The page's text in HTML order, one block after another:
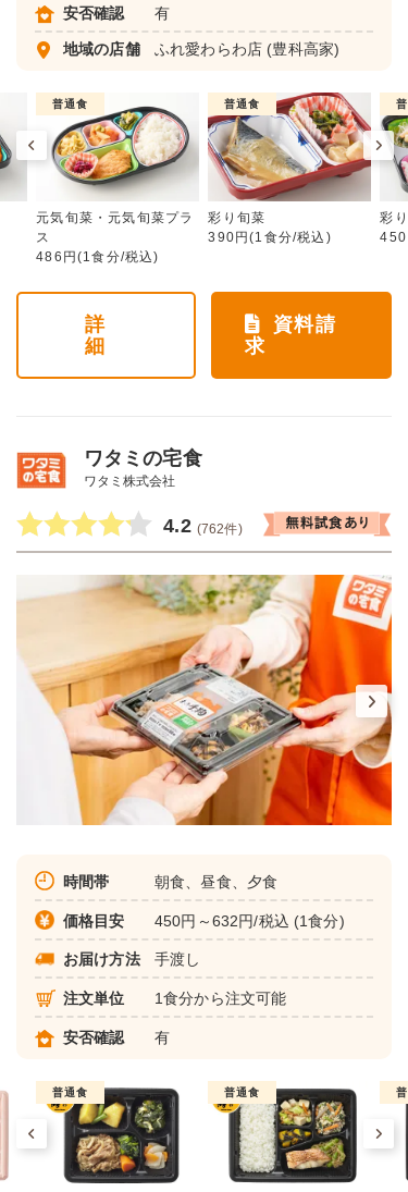
安否確認 有
地域の店舗 ふれ愛わらわ店 (豊科高家)
普通食
元気旬菜・元気旬菜プラ
ス
486円(1食分/税込)
普通食
彩り旬菜
390円(1食分/税込)
彩
詳
細
資料請
求
ワタミの宅食
ワタミ株式会社
4.2 (762件)
時間帯 朝食、昼食、夕食
価格目安 450円～632円/税込 (1食分)
お届け方法 手渡し
注文単位 1食分から注文可能
安否確認 有
普通食 普通食